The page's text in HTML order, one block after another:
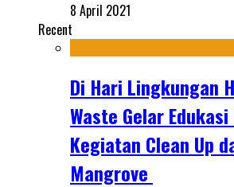
8 April 2021
Recent
Di Hari Lingkungan
Waste Gelar
Kegiatan Clean Up
Mangrove